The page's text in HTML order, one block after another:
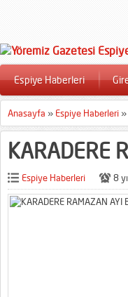
Espiye Haberleri
Anasayfa » Espiye Haberleri »
KARADERE
Espiye Haberleri 8